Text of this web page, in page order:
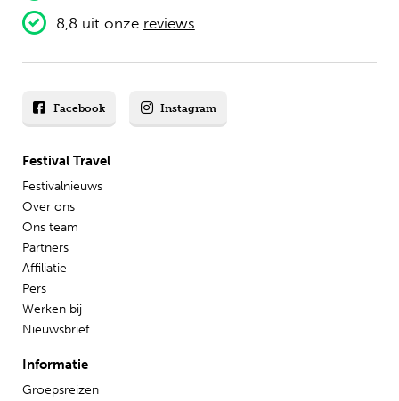
8,8 uit onze reviews
Festival Travel
Festivalnieuws
Over ons
Ons team
Partners
Affiliatie
Pers
Werken bij
Nieuwsbrief
Informatie
Groepsreizen
Facebook Instagram